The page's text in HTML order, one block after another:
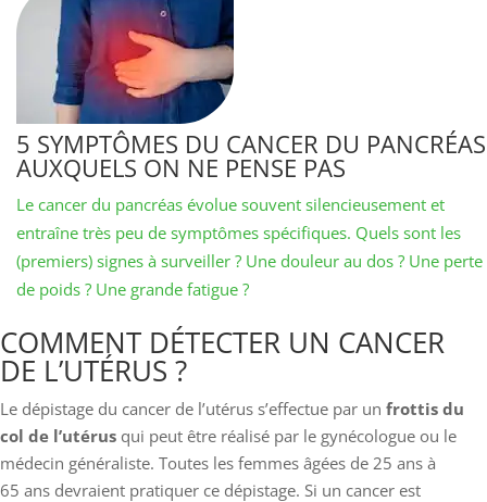
5 SYMPTÔMES DU CANCER DU PANCRÉAS
AUXQUELS ON NE PENSE PAS
Le cancer du pancréas évolue souvent silencieusement et
entraîne très peu de symptômes spécifiques. Quels sont les
(premiers) signes à surveiller ? Une douleur au dos ? Une perte
de poids ? Une grande fatigue ?
​​​​​​COMMENT DÉTECTER UN CANCER
DE L’UTÉRUS ?
Le dépistage du cancer de l’utérus s’effectue par un frottis du
col de l’utérus qui peut être réalisé par le gynécologue ou le
médecin généraliste. Toutes les femmes âgées de 25 ans à
65 ans devraient pratiquer ce dépistage. Si un cancer est